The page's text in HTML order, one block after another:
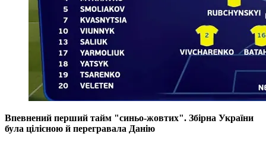
Впевнений перший тайм "синьо-жовтих". Збірна України
була цілісною й перегравала Данію